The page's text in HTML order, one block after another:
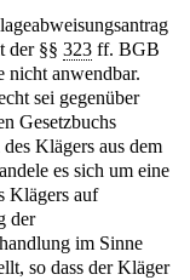
der §§ 323 ff. BGB
nicht anwendbar.
sei gegenüber
Gesetzbuchs
Klägers aus dem
es sich um eine
Klägers auf
der
im Sinne
so dass der Kläger